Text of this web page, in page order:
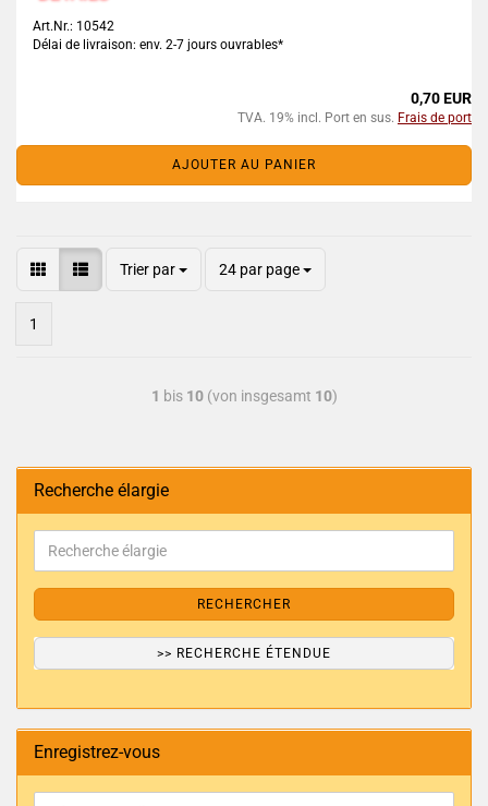
Art.Nr.: 10542
Délai de livraison: env. 2-7 jours ouvrables*
0,70 EUR
TVA. 19% incl. Port en sus. Frais de port
AJOUTER AU PANIER
Trier par 24 par page
1
1 bis 10(von insgesamt 10)
Recherche élargie
RECHERCHER
>> RECHERCHE ÉTENDUE
Enregistrez-vous